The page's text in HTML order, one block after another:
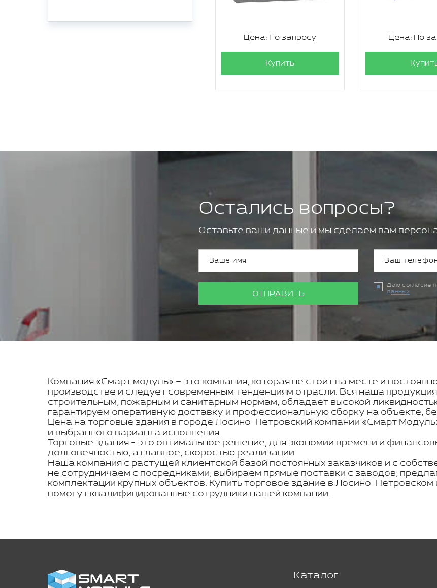
Цена: По запросу
Купить
Цена: По
Остались вопросы?
Оставьте ваши данные и мы сделаем вам
ОТПРАВИТЬ
Даю согласие
данных
Компания «Смарт модуль» – это компания, которая не стоит на месте и
производстве и следует современным тенденциям отрасли. Вся наша
строительным, пожарным и санитарным нормам, обладает высокой
гарантируем оперативную доставку и профессиональную сборку на объекте,
Цена на торговые здания в городе Лосино-Петровский компании «Смарт
и выбранного варианта исполнения.
Торговые здания - это оптимальное решение, для экономии времени и
долговечностью, а главное, скоростью реализации.
Наша компания с растущей клиентской базой постоянных заказчиков и с
не сотрудничаем с посредниками, выбираем прямые поставки с заводов,
комплектации крупных объектов. Купить торговое здание в Лосино-
помогут квалифицированные сотрудники нашей компании.
Каталог